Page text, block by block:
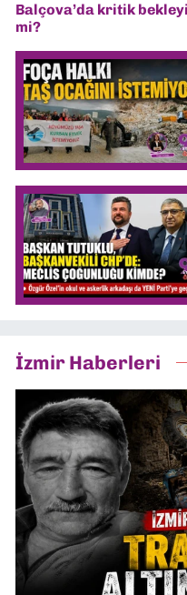
Balçova’da kritik
mi?
İzmir Haberleri